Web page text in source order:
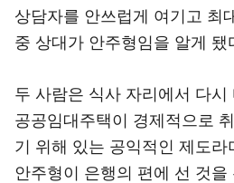
상담자를 안쓰럽게 여기고 최
중 상대가 안주형임을 알게 됐
두 사람은 식사 자리에서 다시
공공임대주택이 경제적으로
기 위해 있는 공익적인 제도
안주형이 은행의 편에 선 것